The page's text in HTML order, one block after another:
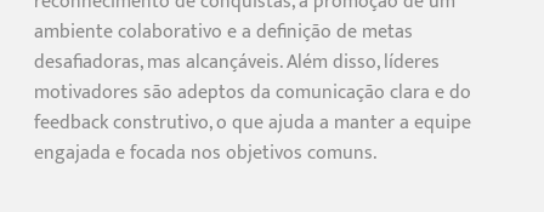
ambiente colaborativo e a definição de metas
desafiadoras, mas alcançáveis. Além disso, líderes
motivadores são adeptos da comunicação clara e do
feedback construtivo, o que ajuda a manter a equipe
engajada e focada nos objetivos comuns.